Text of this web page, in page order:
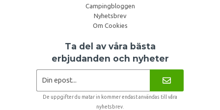
Campingbloggen
Nyhetsbrev
Om Cookies
Ta del av våra bästa
erbjudanden och nyheter
De uppgifter du matar in kommer endast användas till våra
nyhetsbrev.